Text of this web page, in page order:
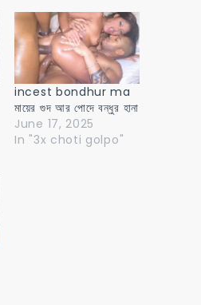
incest bondhur ma
মায়ের গুদ আর পোদে বন্ধুর হানা
June 17, 2025
In "3x choti golpo"